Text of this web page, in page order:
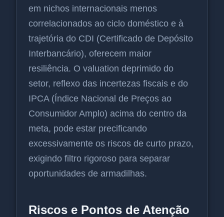
em nichos internacionais menos
correlacionados ao ciclo doméstico e à
trajetória do CDI (Certificado de Depósito
Interbancário), oferecem maior
resiliência. O valuation deprimido do
setor, reflexo das incertezas fiscais e do
IPCA (Índice Nacional de Preços ao
Consumidor Amplo) acima do centro da
meta, pode estar precificando
excessivamente os riscos de curto prazo,
exigindo filtro rigoroso para separar
oportunidades de armadilhas.
Riscos e Pontos de Atenção